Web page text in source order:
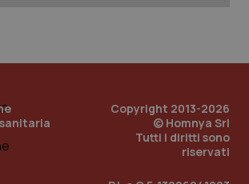
Copyright 2013-2026
© Homnya Srl
Tutti i diritti sono
riservati